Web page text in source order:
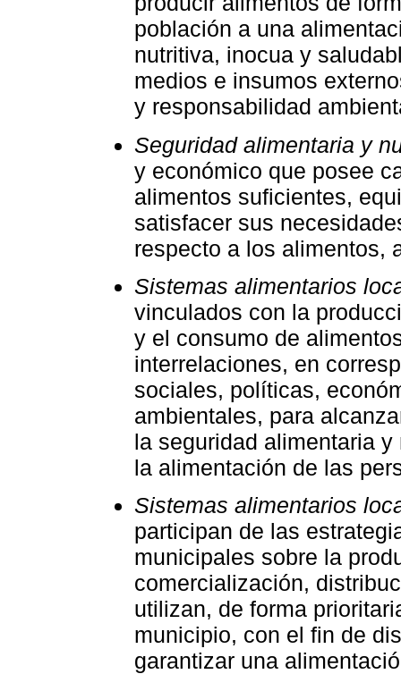
población a una
nutritiva, inocua y
medios e insumos
y responsabilidad
Seguridad alimentaria y
y económico que posee
alimentos suficientes,
satisfacer sus
respecto a los alimentos,
Sistemas alimentarios
vinculados con la
y el consumo de
interrelaciones, en
sociales, políticas,
ambientales, para
la seguridad alimentaria
la alimentación de las
Sistemas alimentarios
participan de las
municipales sobre la
comercialización,
utilizan, de forma
municipio, con el fin de
garantizar una